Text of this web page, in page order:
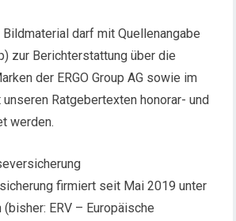
darf mit Quellenangabe
zur Berichterstattung über die
der ERGO Group AG sowie im
Ratgebertexten honorar- und
werden.
firmiert seit Mai 2019 unter
(bisher: ERV – Europäische